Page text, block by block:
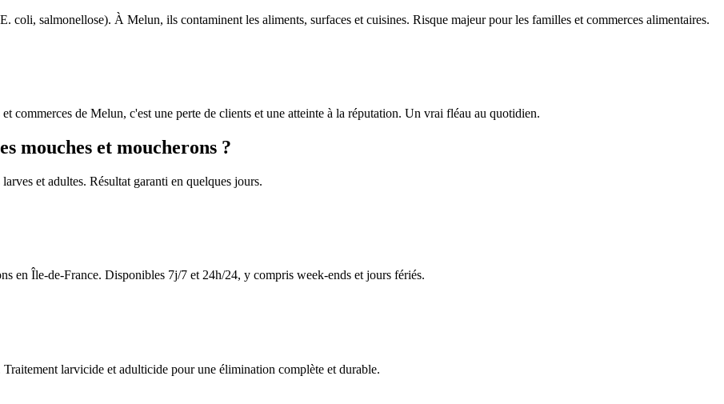
coli, salmonellose). À Melun, ils contaminent les aliments, surfaces et cuisines. Risque majeur pour les familles et commerces alimentaires.
commerces de Melun, c'est une perte de clients et une atteinte à la réputation. Un vrai fléau au quotidien.
mouches et moucherons ?
et adultes. Résultat garanti en quelques jours.
en Île-de-France. Disponibles 7j/7 et 24h/24, y compris week-ends et jours fériés.
larvicide et adulticide pour une élimination complète et durable.